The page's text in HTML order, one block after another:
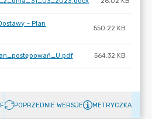
- Plan
550.22 KB
564.32 KB
POPRZEDNIE WERSJE METRYCZKA